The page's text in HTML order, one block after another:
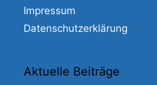
Impressum
Datenschutzerklärung
Aktuelle Beiträge